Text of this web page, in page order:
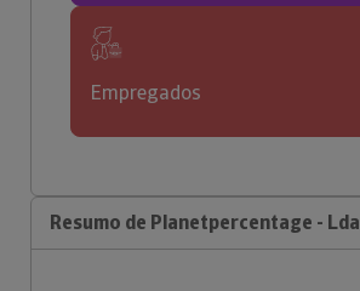
Empregados
Resumo de Planetpercentage - Lda